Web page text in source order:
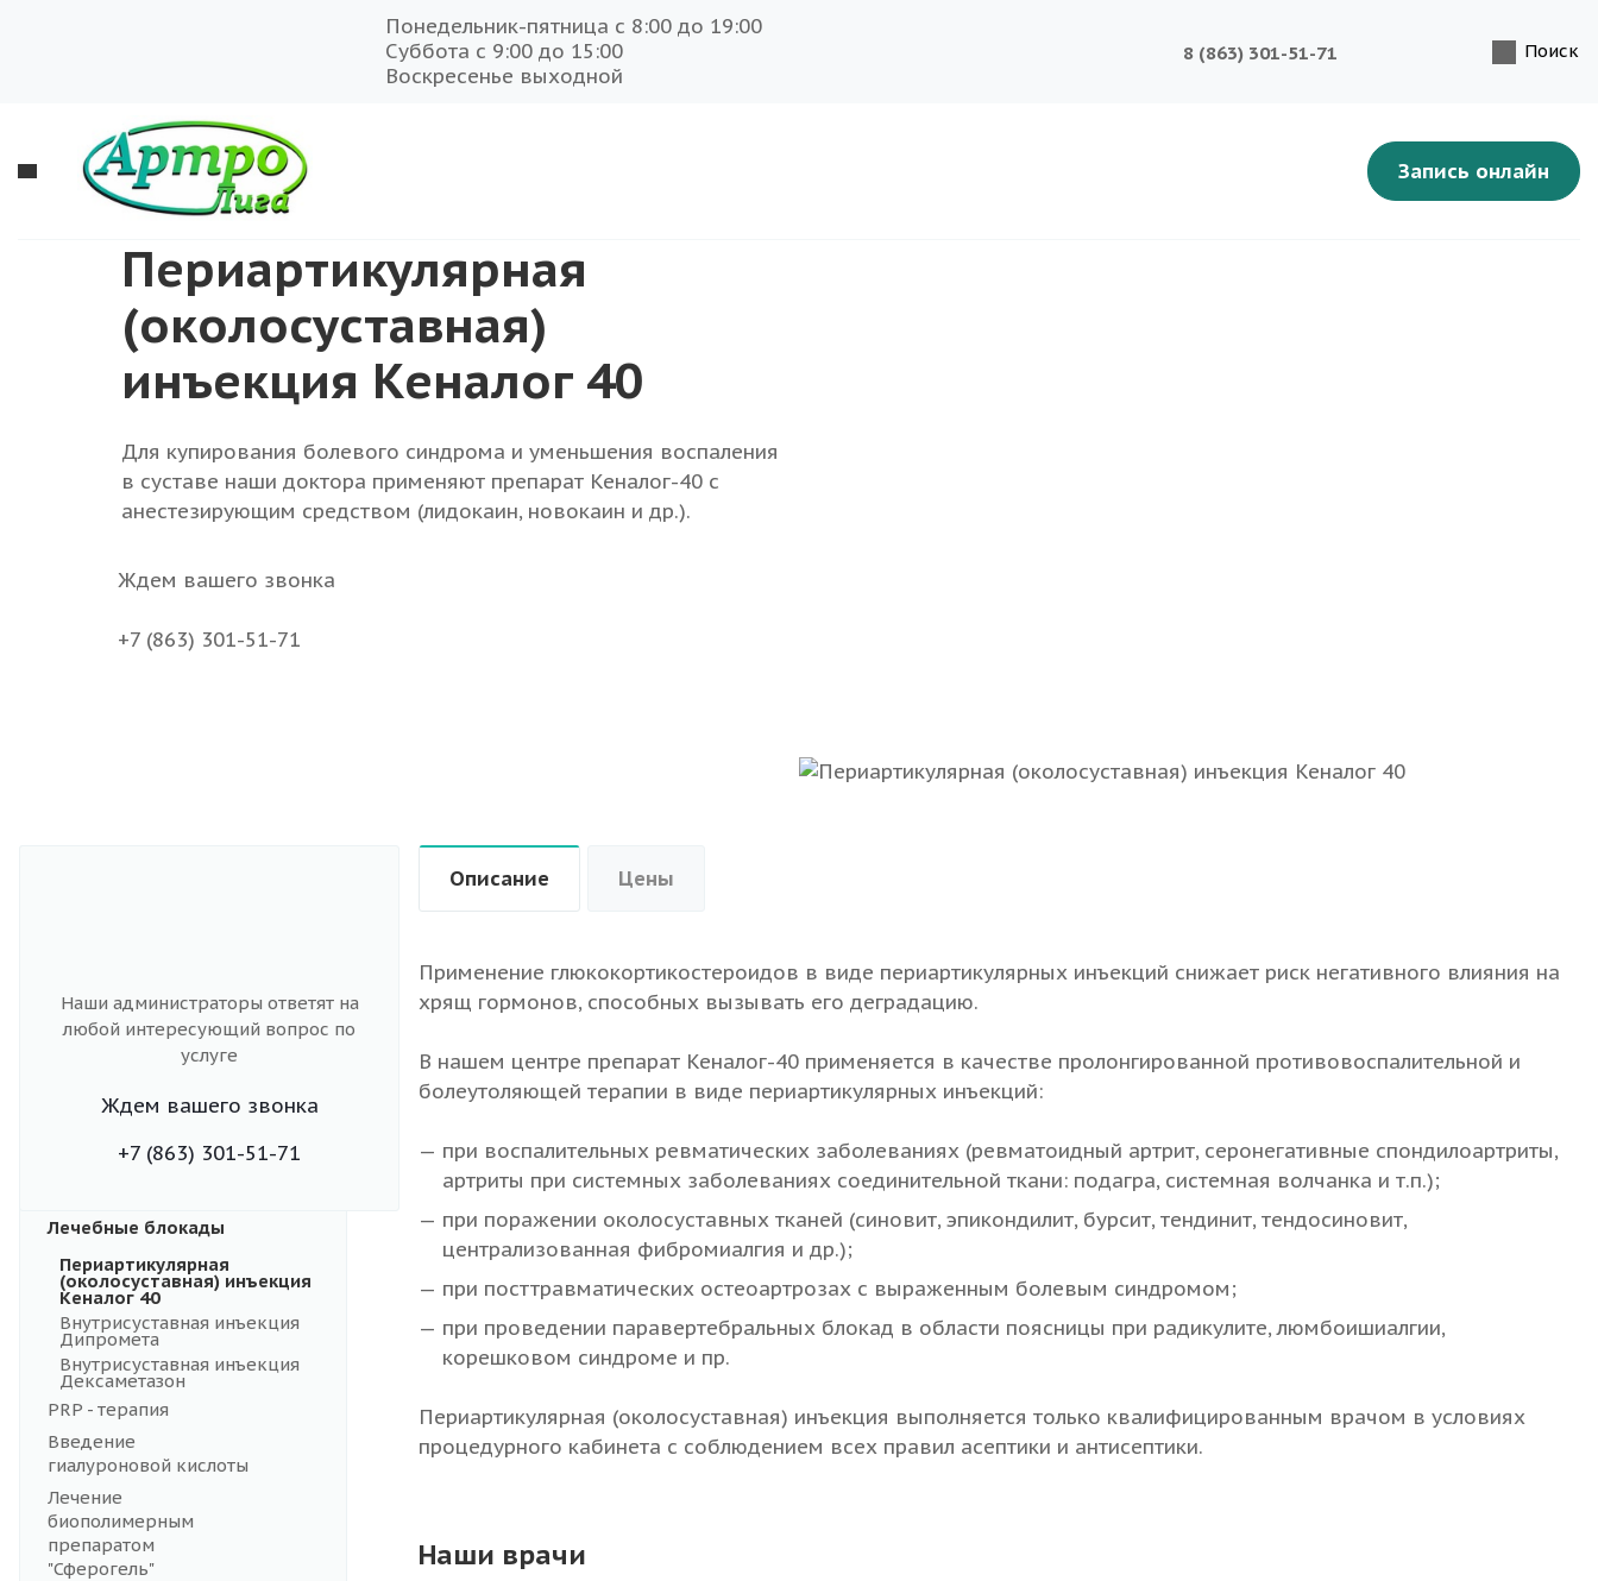
Понедельник-пятница с 8:00 до 19:00
Суббота с 9:00 до 15:00
Воскресенье выходной
8 (863) 301-51-71 Поиск
Запись онлайн
Периартикулярная
(околосуставная)
инъекция Кеналог 40
Для купирования болевого синдрома и уменьшения воспаления
в суставе наши доктора применяют препарат Кеналог-40 с
анестезирующим средством (лидокаин, новокаин и др.).
Ждем вашего звонка
+7 (863) 301-51-71
Физиолечение
процедурном
Лечебные блокады
Периартикулярная
(околосуставная) инъекция
Кеналог 40
Внутрисуставная инъекция
Дипромета
Внутрисуставная инъекция
Дексаметазон
PRP - терапия
Введение
гиалуроновой кислоты
Лечение
биополимерным
препаратом
"Сферогель"
Наши администраторы ответят на
любой интересующий вопрос по
услуге
Ждем вашего звонка
+7 (863) 301-51-71
Описание Цены
Применение глюкокортикостероидов в виде периартикулярных инъекций снижает риск негативного влияния на
хрящ гормонов, способных вызывать его деградацию.
В нашем центре препарат Кеналог-40 применяется в качестве пролонгированной противовоспалительной и
болеутоляющей терапии в виде периартикулярных инъекций:
при воспалительных ревматических заболеваниях (ревматоидный артрит, серонегативные спондилоартриты,
артриты при системных заболеваниях соединительной ткани: подагра, системная волчанка и т.п.);
при поражении околосуставных тканей (синовит, эпикондилит, бурсит, тендинит, тендосиновит,
централизованная фибромиалгия и др.);
при посттравматических остеоартрозах с выраженным болевым синдромом;
при проведении паравертебральных блокад в области поясницы при радикулите, люмбоишиалгии,
корешковом синдроме и пр.
Периартикулярная (околосуставная) инъекция выполняется только квалифицированным врачом в условиях
процедурного кабинета с соблюдением всех правил асептики и антисептики.
Наши врачи